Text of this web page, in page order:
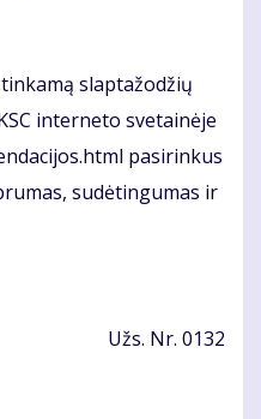
slap­ta­žo­džių
in­ter­ne­to sve­tai­nė­je
pa­si­rin­kus
su­dė­tin­gu­mas ir
Užs. Nr. 0132